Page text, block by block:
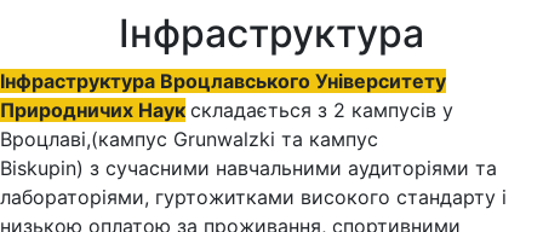
Інфраструктура
Інфраструктура Вроцлавського Університету
Природничих Наук складається з 2 кампусів у
Вроцлаві,(кампус Grunwalzki та кампус
Biskupin) з сучасними навчальними аудиторіями та
лабораторіями, гуртожитками високого стандарту і
низькою оплатою за проживання, спортивними